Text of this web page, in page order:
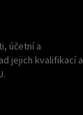
účetní a
jejich kvalifikací a